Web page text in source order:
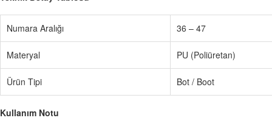
Numara Aralığı 36 – 47
Materyal PU (Poliüretan)
Ürün Tipi Bot / Boot
Kullanım Notu